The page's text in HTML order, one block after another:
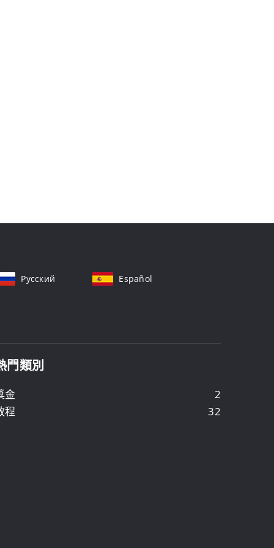
Русский Español
門類別
金
2
程
32